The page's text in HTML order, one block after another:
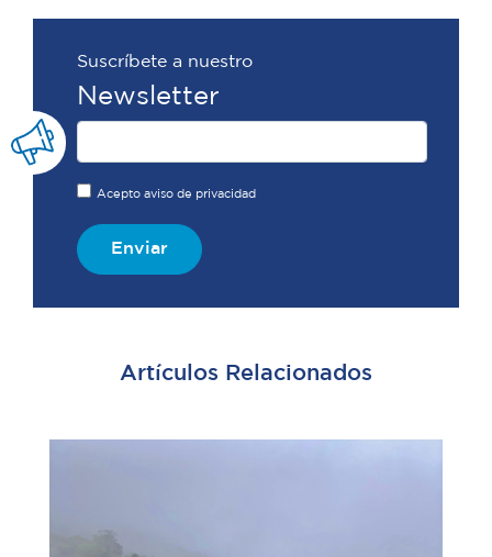
Suscríbete a nuestro
Newsletter
Acepto aviso de privacidad
Enviar
Artículos Relacionados